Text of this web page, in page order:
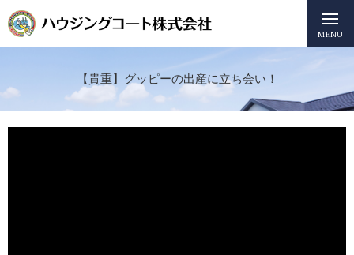
MENU
【貴重】グッピーの出産に立ち会い！